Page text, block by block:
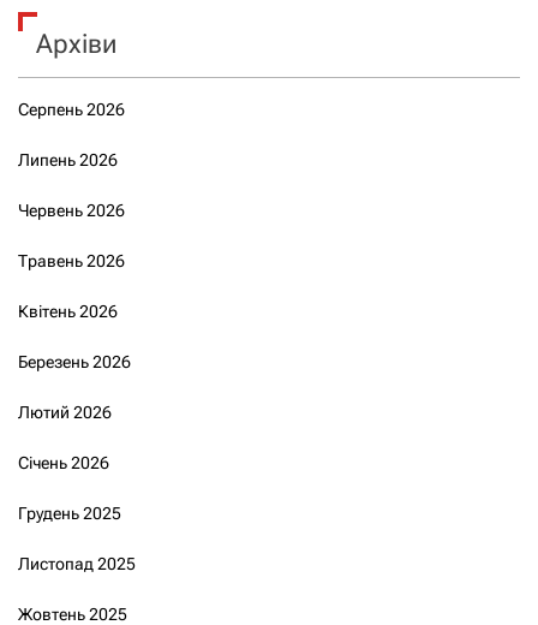
Архіви
Серпень 2026
Липень 2026
Червень 2026
Травень 2026
Квітень 2026
Березень 2026
Лютий 2026
Січень 2026
Грудень 2025
Листопад 2025
Жовтень 2025